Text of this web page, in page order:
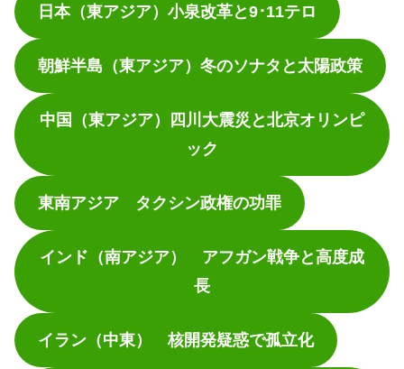
日本（東アジア）小泉改革と9･11テロ
朝鮮半島（東アジア）冬のソナタと太陽政策
中国（東アジア）四川大震災と北京オリンピ
ック
東南アジア タクシン政権の功罪
インド（南アジア） アフガン戦争と高度成
長
イラン（中東） 核開発疑惑で孤立化